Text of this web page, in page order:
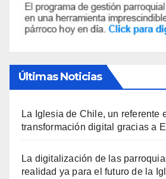
Últimas Noticias
La Iglesia de Chile, un referente
transformación digital gracias a
La digitalización de las
realidad ya para el futuro de la